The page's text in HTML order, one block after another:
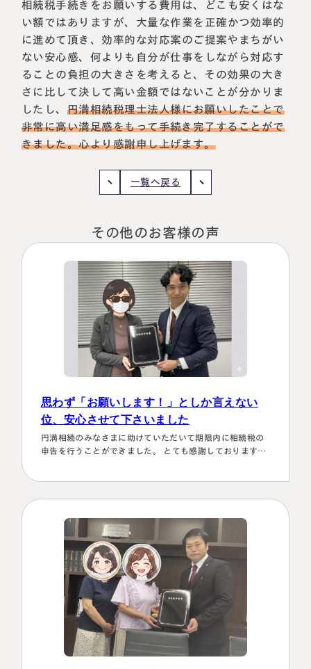
東京事務所
〒107-0062
ラティス青山スクエア2階
Access 大阪事務所
〒530-0017
大阪府大阪市北区角田町8番47号
Access
知県名古屋市中村区名駅三丁目28
名古屋ビルヂング25階
大宮事務所
埼玉県さいたま市大宮区桜木町一丁目
195番地1
大宮ソラミチKOZ4階
Access
円満相続塾（受講生募集中）
相続税手続きをお願いする費用は、どこも安くはな
い額ではありますが、大量な作業を正確かつ効率的
に進めて頂き、効率的な対応案のご提案やまちがい
ない安心感、何よりも自分が仕事をしながら対応す
ることの負担の大きさを考えると、その効果の大き
さに比して決して高い金額ではないことが分かりま
したし、円満相続税理士法人様にお願いしたことで
非常に高い満足感をもって手続き完了することがで
きました。心より感謝申し上げます。
一覧へ戻る
その他のお客様の声
思わず「お願いします！」としか言えない
位、安心させて下さいました
円満相続のみなさまに助けていただいて期限内に相続税の
申告を行うことができました。 とても感謝しております。
い！！と、私も思わず「お願いします！」としか言えない